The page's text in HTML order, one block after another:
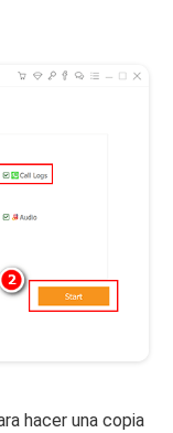
hacer una copia